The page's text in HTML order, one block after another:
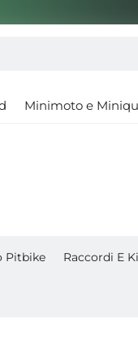
Minimoto e
Pitbike Raccordi E